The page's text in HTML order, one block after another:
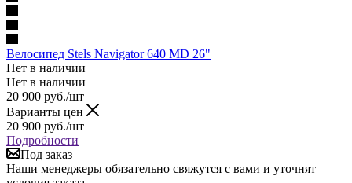
Велосипед Stels Navigator 640 MD 26"
Нет в наличии
Нет в наличии
20 900 руб./шт
Варианты цен
20 900 руб./шт
Подробности
Под заказ
Наши менеджеры обязательно свяжутся с вами и уточнят